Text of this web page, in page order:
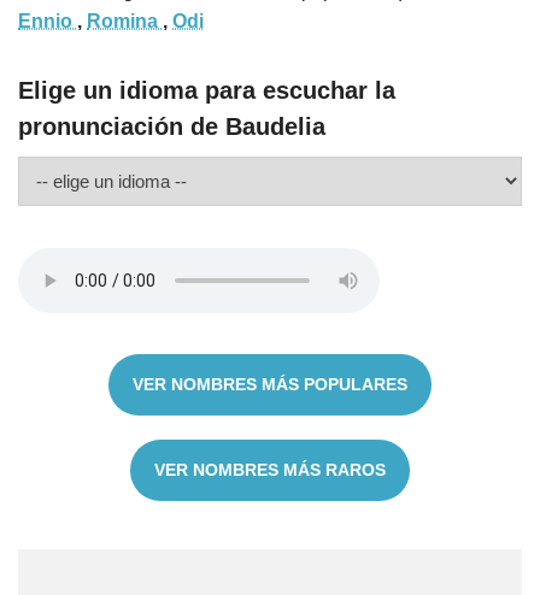
Ennio , Romina , Odi
Elige un idioma para escuchar la
pronunciación de Baudelia
VER NOMBRES MÁS POPULARES
VER NOMBRES MÁS RAROS